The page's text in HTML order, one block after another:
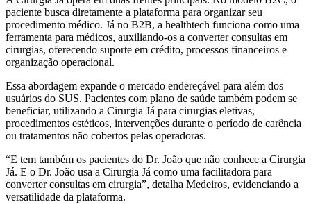
paciente busca diretamente a plataforma para organizar seu
procedimento médico. Já no B2B, a healthtech funciona como uma
ferramenta para médicos, auxiliando-os a converter consultas em
cirurgias, oferecendo suporte em crédito, processos financeiros e
organização operacional.
Essa abordagem expande o mercado endereçável para além dos
usuários do SUS. Pacientes com plano de saúde também podem se
beneficiar, utilizando a Cirurgia Já para cirurgias eletivas,
procedimentos estéticos, intervenções durante o período de carência
ou tratamentos não cobertos pelas operadoras.
“E tem também os pacientes do Dr. João que não conhece a Cirurgia
Já. E o Dr. João usa a Cirurgia Já como uma facilitadora para
converter consultas em cirurgia”, detalha Medeiros, evidenciando a
versatilidade da plataforma.